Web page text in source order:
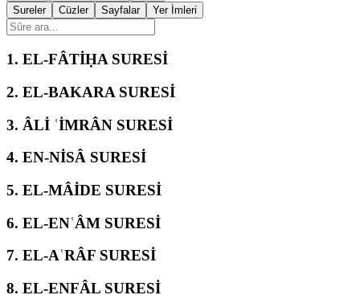
Sureler
Cüzler Sayfalar Yer İmleri
1. EL-FÂTİḤA SURESİ
2. EL-BAKARA SURESİ
3. ÂLİ ʿİMRÂN SURESİ
4. EN-NİSÂ SURESİ
5. EL-MÂİDE SURESİ
6. EL-ENʿÂM SURESİ
7. EL-AʿRÂF SURESİ
8. EL-ENFÂL SURESİ